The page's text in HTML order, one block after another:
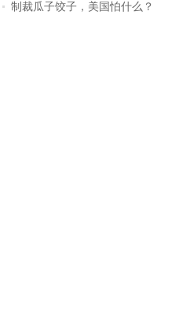
制裁瓜子饺子，美国怕什么？